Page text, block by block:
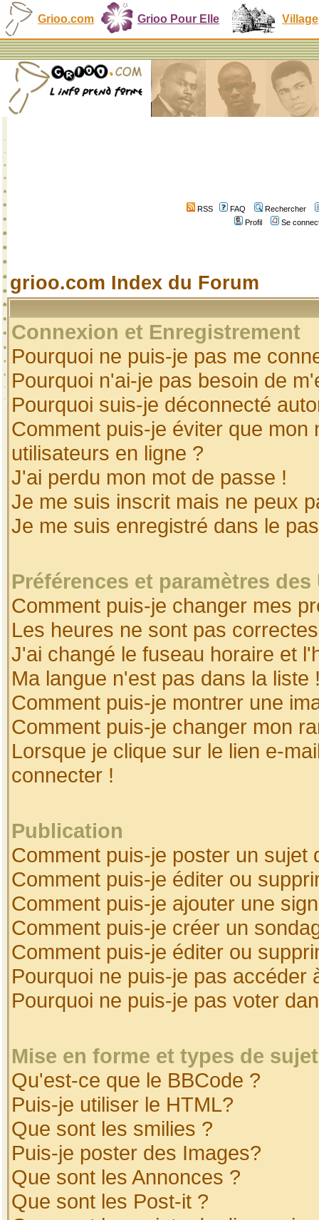
Grioo.com Grioo Pour Elle Village
RSS FAQ
Rechercher
Profil
Se
grioo.com Index du Forum
Connexion et Enregistrement
Pourquoi ne puis-je pas me
Pourquoi n'ai-je pas besoin de
Pourquoi suis-je déconnecté
Comment puis-je éviter que
utilisateurs en ligne ?
J'ai perdu mon mot de passe !
Je me suis inscrit mais ne peux
Je me suis enregistré dans le
Préférences et paramètres
Comment puis-je changer mes
Les heures ne sont pas
J'ai changé le fuseau horaire et
Ma langue n'est pas dans la liste
Comment puis-je montrer une
Comment puis-je changer mon
Lorsque je clique sur le lien e-
connecter !
Publication
Comment puis-je poster un sujet
Comment puis-je éditer ou
Comment puis-je ajouter une
Comment puis-je créer un
Comment puis-je éditer ou
Pourquoi ne puis-je pas accéder
Pourquoi ne puis-je pas voter
Mise en forme et types de
Qu'est-ce que le BBCode ?
Puis-je utiliser le HTML?
Que sont les smilies ?
Puis-je poster des Images?
Que sont les Annonces ?
Que sont les Post-it ?